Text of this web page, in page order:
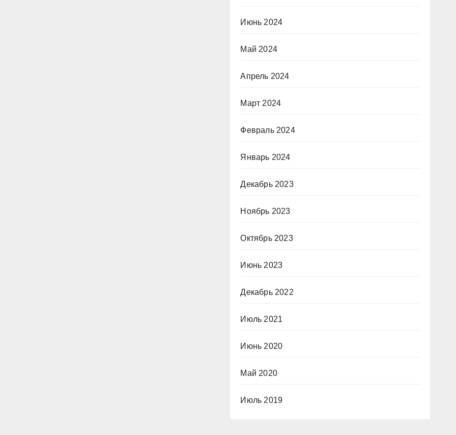
Июнь 2024
Май 2024
Апрель 2024
Март 2024
Февраль 2024
Январь 2024
Декабрь 2023
Ноябрь 2023
Октябрь 2023
Июнь 2023
Декабрь 2022
Июль 2021
Июнь 2020
Май 2020
Июль 2019